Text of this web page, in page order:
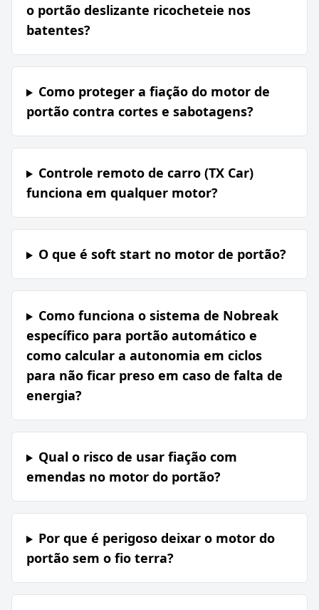
o portão deslizante ricocheteie nos
batentes?
Como proteger a fiação do motor de
portão contra cortes e sabotagens?
Controle remoto de carro (TX Car)
funciona em qualquer motor?
O que é soft start no motor de portão?
Como funciona o sistema de Nobreak
específico para portão automático e
como calcular a autonomia em ciclos
para não ficar preso em caso de falta de
energia?
Qual o risco de usar fiação com
emendas no motor do portão?
Por que é perigoso deixar o motor do
portão sem o fio terra?